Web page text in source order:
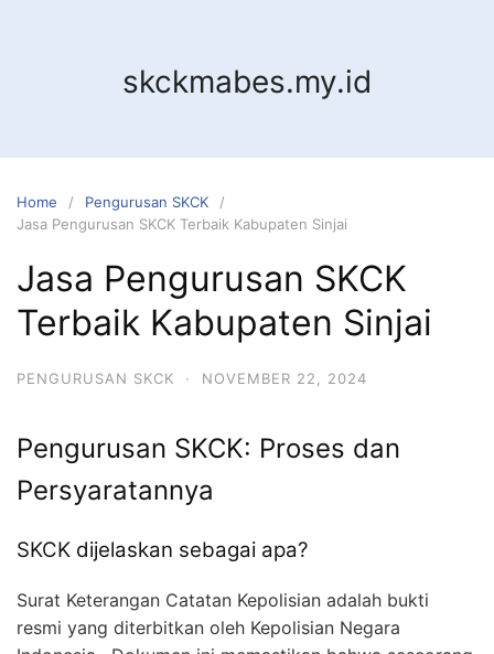
skckmabes.my.id
Home
Pengurusan SKCK
Jasa Pengurusan SKCK Terbaik Kabupaten Sinjai
Jasa Pengurusan SKCK
Terbaik Kabupaten Sinjai
PENGURUSAN SKCK · NOVEMBER 22, 2024
Pengurusan SKCK: Proses dan
Persyaratannya
SKCK dijelaskan sebagai apa?
Surat Keterangan Catatan Kepolisian adalah bukti
resmi yang diterbitkan oleh Kepolisian Negara